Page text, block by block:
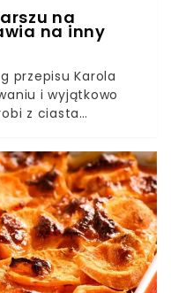
na
na inny
przepisu Karola
i wyjątkowo
z ciasta
według jego
z talerzy i każdy
barszczu możemy
Niektórzy
inni z
Okrasa
z ciasta
zachwycą